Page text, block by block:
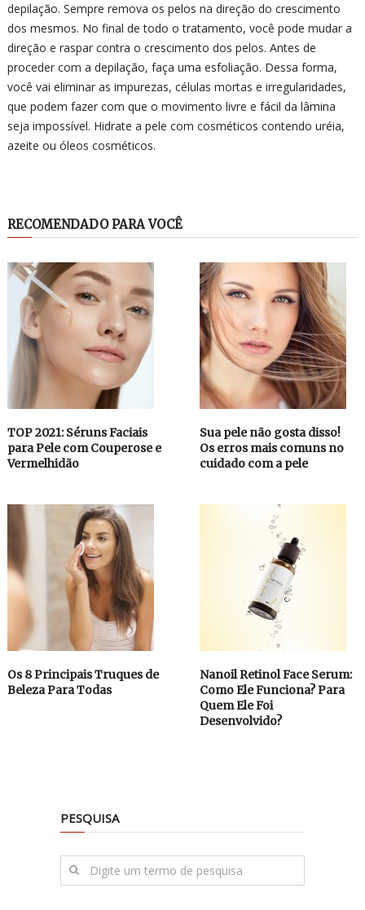
depilação. Sempre remova os pelos na direção do crescimento
dos mesmos. No final de todo o tratamento, você pode mudar a
direção e raspar contra o crescimento dos pelos. Antes de
proceder com a depilação, faça uma esfoliação. Dessa forma,
você vai eliminar as impurezas, células mortas e irregularidades,
que podem fazer com que o movimento livre e fácil da lâmina
seja impossível. Hidrate a pele com cosméticos contendo uréia,
azeite ou óleos cosméticos.
RECOMENDADO PARA VOCÊ
TOP 2021: Séruns Faciais
para Pele com Couperose e
Vermelhidão
Sua pele não gosta disso!
Os erros mais comuns no
cuidado com a pele
Os 8 Principais Truques de
Beleza Para Todas
Nanoil Retinol Face Serum:
Como Ele Funciona? Para
Quem Ele Foi
Desenvolvido?
PESQUISA